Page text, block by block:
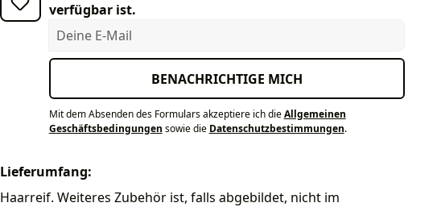
verfügbar ist.
Deine E-Mail
BENACHRICHTIGE MICH
Mit dem Absenden des Formulars akzeptiere ich dieAllgemeinen
Geschäftsbedingungen sowie die Datenschutzbestimmungen.
Lieferumfang:
Haarreif. Weiteres Zubehör ist, falls abgebildet, nicht im